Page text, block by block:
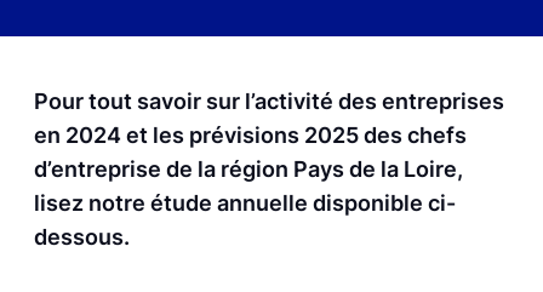
Pour tout savoir sur l’activité des entreprises
en 2024 et les prévisions 2025 des chefs
d’entreprise de la région Pays de la Loire,
lisez notre étude annuelle disponible ci-
dessous.